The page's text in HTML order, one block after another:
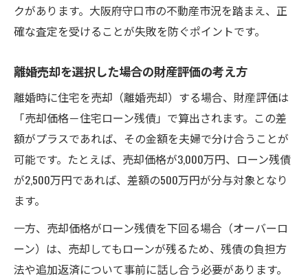
クがあります。大阪府守口市の不動産市況を踏まえ、正
確な査定を受けることが失敗を防ぐポイントです。
離婚売却を選択した場合の財産評価の考え方
離婚時に住宅を売却（離婚売却）する場合、財産評価は
「売却価格－住宅ローン残債」で算出されます。この差
額がプラスであれば、その金額を夫婦で分け合うことが
可能です。たとえば、売却価格が3,000万円、ローン残債
が2,500万円であれば、差額の500万円が分与対象となり
ます。
一方、売却価格がローン残債を下回る場合（オーバーロ
ーン）は、売却してもローンが残るため、残債の負担方
法や追加返済について事前に話し合う必要があります。